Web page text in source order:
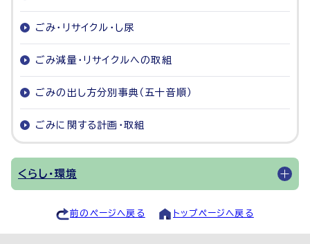
ごみ・リサイクル・し尿
ごみ減量・リサイクルへの取組
ごみの出し方分別事典（五十音順）
ごみに関する計画・取組
くらし・環境
前のページへ戻る トップページへ戻る